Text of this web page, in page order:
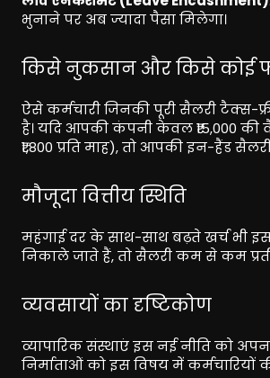
भुनाने पर अब ज्यादा पैसा मिलेगा।
किसे नुकसान और किसे कोई
ऐसे कर्मचारी जिनकी पूरी सैलरी
है। यदि आपकी कंपनी केवल ₹15,000 की
₹1,800 प्रति माह), तो आपकी इन-हैंड
मौजूदा वित्तीय स्थिति
महंगाई दर के साथ-साथ बढ़ते खर्च भी
निकाले जाते हैं, तो सैलरी कम से कम
व्यवसायों का दृष्टिकोण
व्यापारिक संस्थाएं इस नई नीति को
निर्माताओं को इस विषय में